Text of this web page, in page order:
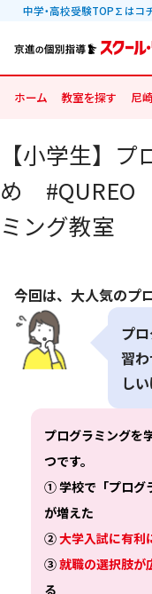
中学・高校受験TOP∑はコ
ホーム 教室を探す 尼
【小学生】
め #QUREO
ミング教室
今回は、大人気のプ
プ
習
し
プログラミングを
つです。
① 学校で「プログ
が増えた
②大学入試に有利
③就職の選択肢が
る